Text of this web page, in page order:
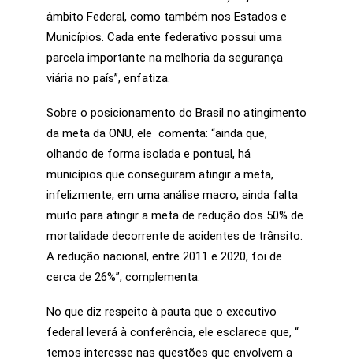
âmbito Federal, como também nos Estados e
Municípios. Cada ente federativo possui uma
parcela importante na melhoria da segurança
viária no país”, enfatiza.
Sobre o posicionamento do Brasil no atingimento
da meta da ONU, ele comenta: “ainda que,
olhando de forma isolada e pontual, há
municípios que conseguiram atingir a meta,
infelizmente, em uma análise macro, ainda falta
muito para atingir a meta de redução dos 50% de
mortalidade decorrente de acidentes de trânsito.
A redução nacional, entre 2011 e 2020, foi de
cerca de 26%”, complementa.
No que diz respeito à pauta que o executivo
federal leverá à conferência, ele esclarece que, “
temos interesse nas questões que envolvem a